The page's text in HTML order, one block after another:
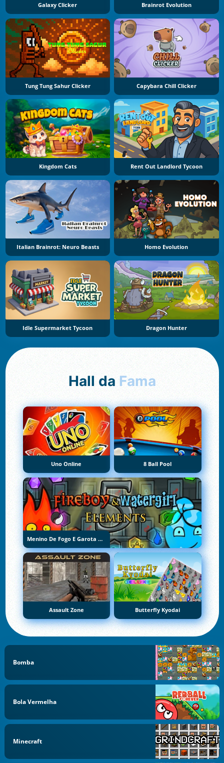
Galaxy Clicker Brainrot Evolution
Tung Tung Sahur Clicker Capybara Chill Clicker
Kingdom Cats Rent Out Landlord Tycoon
Italian Brainrot: Neuro Beasts Homo Evolution
Idle Supermarket Tycoon Dragon Hunter
Hall da Fama
Uno Online 8 Ball Pool
Menino De Fogo E Garota De Água 5: Elementos
Assault Zone Butterfly Kyodai
Bomba
Bola Vermelha
Minecraft